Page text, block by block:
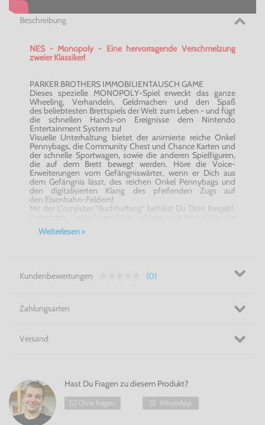
Beschreibung
NES - Monopoly - Eine hervorragende Verschmelzung
zweier Klassiker!
PARKER BROTHERS IMMOBILIENTAUSCH GAME
Dieses spezielle MONOPOLY-Spiel erweckt das ganze
Wheeling, Verhandeln, Geldmachen und den Spaß
des beliebtesten Brettspiels der Welt zum Leben - und fügt
die schnellen Hands-on Ereignisse dem Nintendo
Entertainment System zu!
Visuelle Unterhaltung bietet der animierte reiche Onkel
Pennybags, die Community Chest und Chance Karten und
der schnelle Sportwagen, sowie die anderen Spielfiguren,
die auf dem Brett bewegt werden. Höre die Voice-
Erweiterungen vom Gefängniswärter, wenn er Dich aus
dem Gefängnis lässt, des reichen Onkel Pennybags und
den digitalisierten Klang des pfeifenden Zugs auf
den Eisenbahn-Feldern!
Mit der Computer "Buchhaltung" behälst Du Dein Bargeld,
Profi im Blick. Spiele mit echten, lebenden
Immobilienmaklern oder mit den Computer-Gegnern, die
mit dem Nintendo Entertainment System ... alles in allem
ist das ein wirklich süßer Deal!
NES - Monopoly - Jetzt bei Konsolenkost kaufen!
Weiterlesen >
Kundenbewertungen (0)
Zahlungsarten
Versand
Hast Du Fragen zu diesem Produkt?
Chris fragen WhatsApp